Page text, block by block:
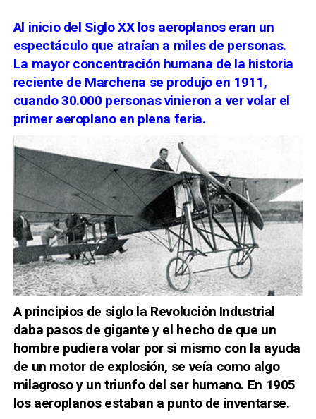
Al inicio del Siglo XX los aeroplanos eran un
espectáculo que atraían a miles de personas.
La mayor concentración humana de la historia
reciente de Marchena se produjo en 1911,
cuando 30.000 personas vinieron a ver volar el
primer aeroplano en plena feria.
A principios de siglo la Revolución Industrial
daba pasos de gigante y el hecho de que un
hombre pudiera volar por si mismo con la ayuda
de un motor de explosión, se veía como algo
milagroso y un triunfo del ser humano. En 1905
los aeroplanos estaban a punto de inventarse.